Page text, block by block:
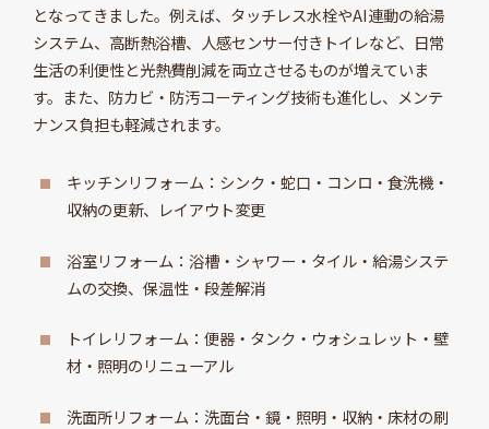
となってきました。例えば、タッチレス水栓やAI連動の給湯
システム、高断熱浴槽、人感センサー付きトイレなど、日常
生活の利便性と光熱費削減を両立させるものが増えていま
す。また、防カビ・防汚コーティング技術も進化し、メンテ
ナンス負担も軽減されます。
キッチンリフォーム：シンク・蛇口・コンロ・食洗機・
収納の更新、レイアウト変更
浴室リフォーム：浴槽・シャワー・タイル・給湯システ
ムの交換、保温性・段差解消
トイレリフォーム：便器・タンク・ウォシュレット・壁
材・照明のリニューアル
洗面所リフォーム：洗面台・鏡・照明・収納・床材の刷